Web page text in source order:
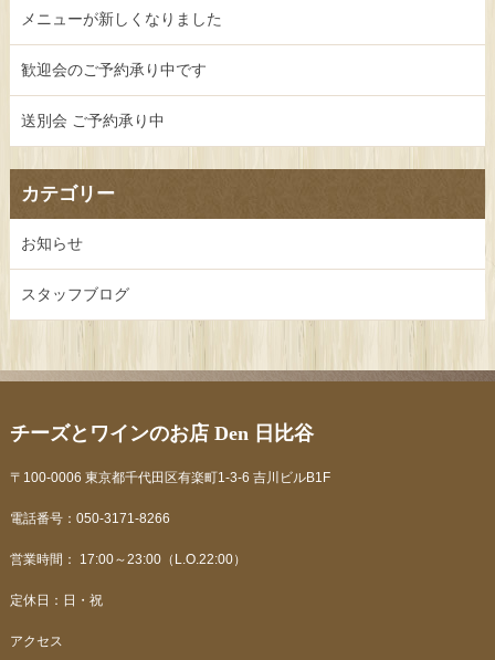
メニューが新しくなりました
歓迎会のご予約承り中です
送別会 ご予約承り中
カテゴリー
お知らせ
スタッフブログ
チーズとワインのお店 Den 日比谷
〒100-0006 東京都千代田区有楽町1-3-6 吉川ビルB1F
電話番号：050-3171-8266
営業時間： 17:00～23:00（L.O.22:00）
定休日：日・祝
アクセス